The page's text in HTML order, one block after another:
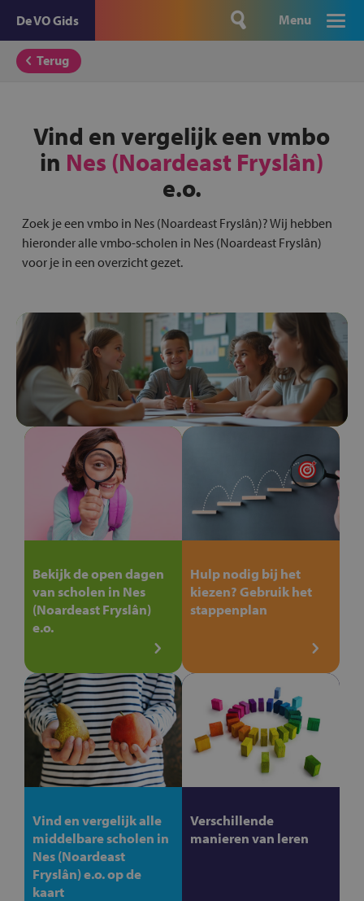
De VO Gids Menu
Terug
Vind en vergelijk een vmbo
in Nes (Noardeast Fryslân)
e.o.
Zoek je een vmbo in Nes (Noardeast Fryslân)? Wij hebben
hieronder alle vmbo-scholen in Nes (Noardeast Fryslân)
voor je in een overzicht gezet.
Bekijk de open dagen
van scholen in Nes
(Noardeast Fryslân)
e.o.
Hulp nodig bij het
kiezen? Gebruik het
stappenplan
Vind en vergelijk alle
middelbare scholen in
Nes (Noardeast
Fryslân) e.o. op de
kaart
Verschillende
manieren van leren